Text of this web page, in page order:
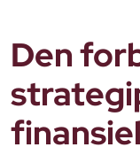
Den